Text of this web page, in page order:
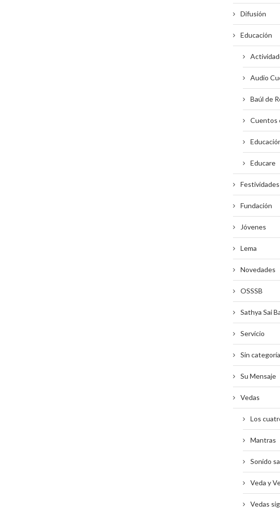
Difusión
Educación
Audio
Baúl de
Cuentos
Educare
Festividades
Fundación
Jóvenes
Lema
Novedades
OSSSB
Sathya Sai
Servicio
Sin categoría
Su Mensaje
Vedas
Los
Mantras
Sonido
Veda y
Vedas